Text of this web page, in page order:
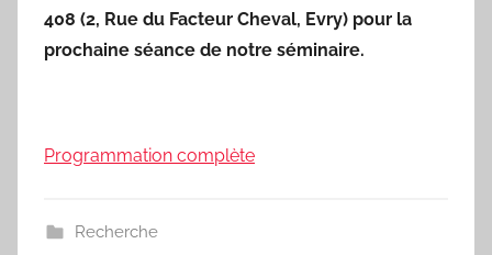
408 (2, Rue du Facteur Cheval, Evry) pour la
prochaine séance de notre séminaire.
Programmation complète
Recherche